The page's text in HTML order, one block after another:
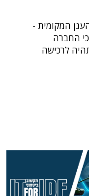
המקומית -
החברה
לרכישה